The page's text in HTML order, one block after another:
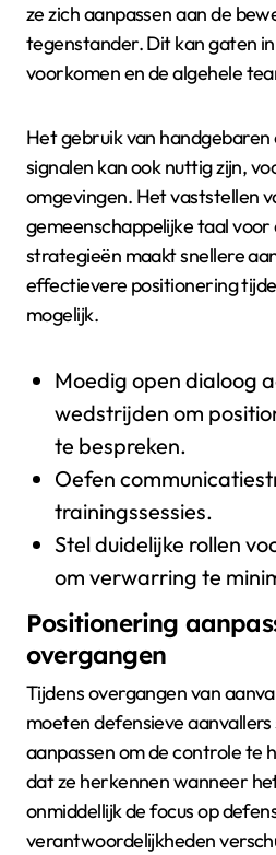
ze zich aanpassen aan de
tegenstander. Dit kan gaten
voorkomen en de algehele
Het gebruik van
signalen kan ook nuttig zijn,
omgevingen. Het vaststellen
gemeenschappelijke taal voor
strategieën maakt snellere
effectievere positionering
mogelijk.
Moedig open dialoog
wedstrijden om
te bespreken.
Oefen
trainingssessies.
Stel duidelijke rollen
om verwarring te
Positionering
overgangen
Tijdens overgangen van
moeten defensieve
aanpassen om de controle te
dat ze herkennen wanneer
onmiddellijk de focus op
verantwoordelijkheden